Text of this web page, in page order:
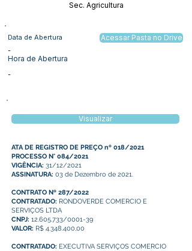
Sec. Agricultura
Data de Abertura
-
Hora de Abertura
-
Acessar Pasta no Drive
Visualizar
ATA DE REGISTRO DE PREÇO nº 018/2021
PROCESSO N° 084/2021
VIGÊNCIA: 31/12/2021
ASSINATURA: 03 de Dezembro de 2021.
CONTRATO Nº 287/2022
CONTRATADO: RONDOVERDE COMERCIO E
SERVIÇOS LTDA
CNPJ: 12.605.733/0001-39
VALOR: R$ 4.348.400,00
CONTRATADO: EXECUTIVA SERVIÇOS COMERCIO